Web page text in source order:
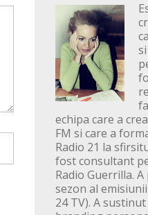
echipa care a
FM si care a
Radio 21 la
fost consultant
Radio Guerrilla.
sezon al
24 TV). A